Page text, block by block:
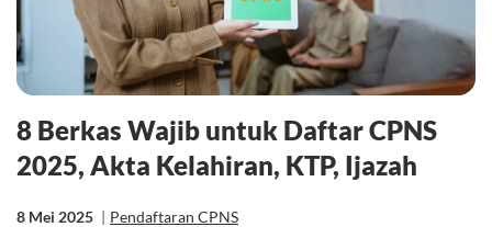
8 Berkas Wajib untuk Daftar CPNS
2025, Akta Kelahiran, KTP, Ijazah
8 Mei 2025 | Pendaftaran CPNS